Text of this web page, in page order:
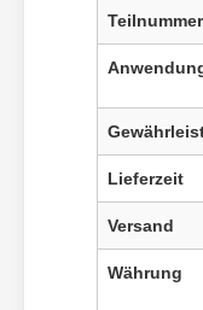
Teilnummer
Lieferzeit
Versand
Währung